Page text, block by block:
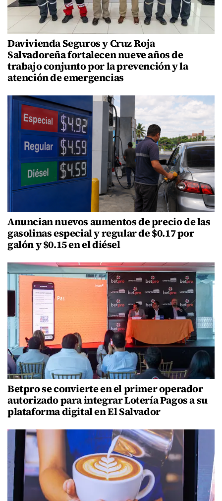
Davivienda Seguros y Cruz Roja
Salvadoreña fortalecen nueve años de
trabajo conjunto por la prevención y la
atención de emergencias
Anuncian nuevos aumentos de precio de las
gasolinas especial y regular de $0.17 por
galón y $0.15 en el diésel
Betpro se convierte en el primer operador
autorizado para integrar Lotería Pagos a su
plataforma digital en El Salvador